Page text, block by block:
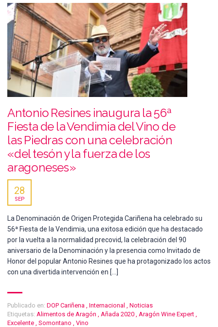
Antonio Resines inaugura la 56ª
Fiesta de la Vendimia del Vino de
las Piedras con una celebración
«del tesón y la fuerza de los
aragoneses»
28
SEP
La Denominación de Origen Protegida Cariñena ha celebrado su
56ª Fiesta de la Vendimia, una exitosa edición que ha destacado
por la vuelta a la normalidad precovid, la celebración del 90
aniversario de la Denominación y la presencia como Invitado de
Honor del popular Antonio Resines que ha protagonizado los actos
con una divertida intervención en […]
Publicado en: DOP Cariñena , Internacional , Noticias
Etiquetas: Alimentos de Aragón , Añada 2020 , Aragón Wine Expert ,
Excelente , Somontano , Vino